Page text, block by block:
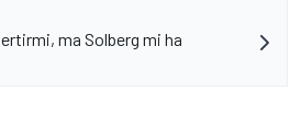
ma Solberg mi ha